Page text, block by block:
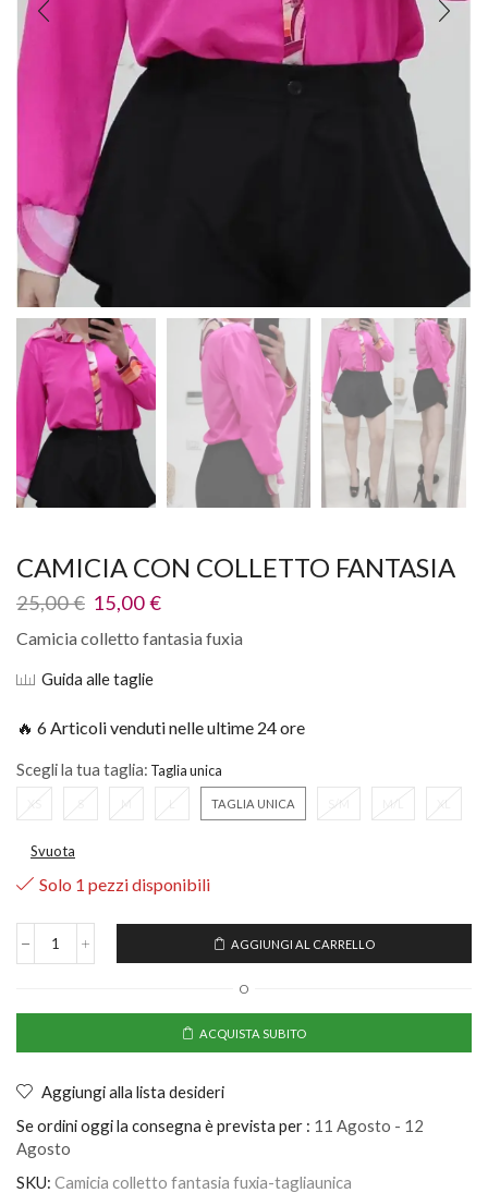
CAMICIA CON COLLETTO FANTASIA
25,00€ 15,00€
Camicia colletto fantasia fuxia
Guida alle taglie
🔥 6 Articoli venduti nelle ultime 24 ore
Scegli la tua taglia:
XS S M L TAGLIA UNICA S/M M/L XL
Svuota
Solo 1 pezzi disponibili
AGGIUNGI AL CARRELLO
O
ACQUISTA SUBITO
Aggiungi alla lista desideri
Se ordini oggi la consegna è prevista per : 11 Agosto - 12
Agosto
SKU: Camicia colletto fantasia fuxia-tagliaunica